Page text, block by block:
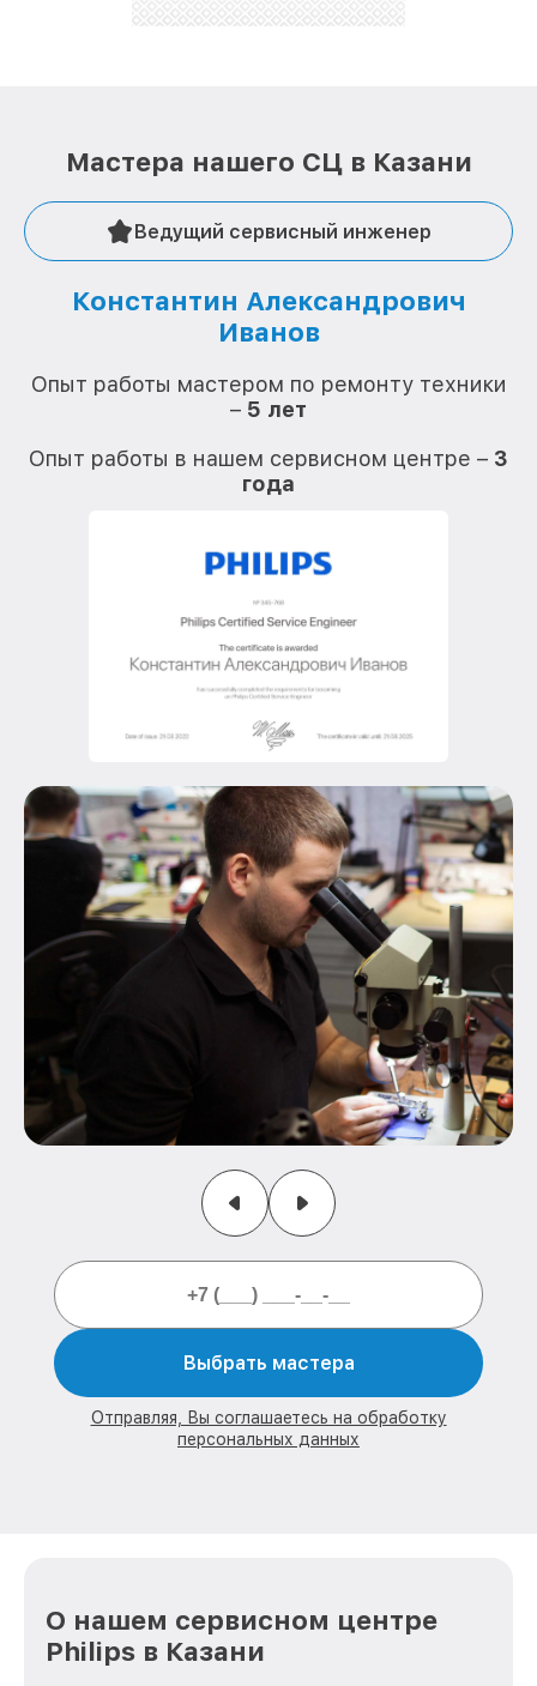
Мастера нашего СЦ в Казани
Ведущий сервисный инженер
Константин Александрович
Иванов
Опыт работы мастером по ремонту техники
– 5 лет
Опыт работы в нашем сервисном центре – 3
года
Выбрать мастера
Отправляя, Вы соглашаетесь на обработку
персональных данных
О нашем сервисном центре
Philips в Казани